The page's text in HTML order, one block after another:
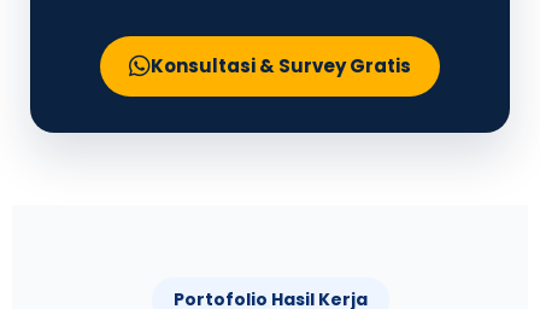
Konsultasi & Survey Gratis
Portofolio Hasil Kerja